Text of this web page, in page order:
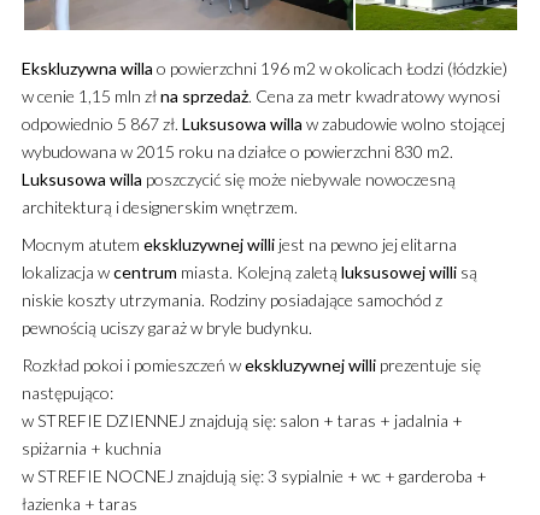
Ekskluzywna willa o powierzchni 196 m2 w okolicach Łodzi (łódzkie)
w cenie 1,15 mln złna sprzedaż. Cena za metr kwadratowy wynosi
odpowiednio 5 867 zł. Luksusowa willa w zabudowie wolno stojącej
wybudowana w 2015 roku na działce o powierzchni 830 m2.
Luksusowa willa poszczycić się może niebywale nowoczesną
architekturą i designerskim wnętrzem.
Mocnym atutem ekskluzywnejwillijest na pewno jej elitarna
lokalizacja wcentrum miasta. Kolejną zaletą luksusowejwillisą
niskie koszty utrzymania. Rodziny posiadające samochód z
pewnością uciszy garaż w bryle budynku.
Rozkład pokoi i pomieszczeń wekskluzywnejwilliprezentuje się
następująco:
w STREFIE DZIENNEJ znajdują się: salon + taras + jadalnia +
spiżarnia + kuchnia
w STREFIE NOCNEJ znajdują się: 3 sypialnie + wc + garderoba +
łazienka + taras